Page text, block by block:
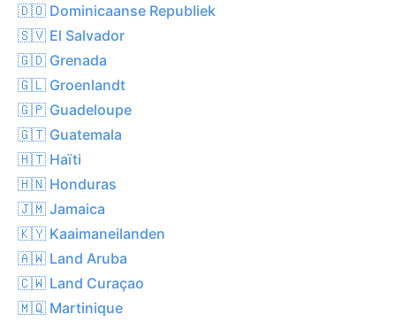
🇩🇴 Dominicaanse Republiek
🇸🇻 El Salvador
🇬🇩 Grenada
🇬🇱 Groenlandt
🇬🇵 Guadeloupe
🇬🇹 Guatemala
🇭🇹 Haïti
🇭🇳 Honduras
🇯🇲 Jamaica
🇰🇾 Kaaimaneilanden
🇦🇼 Land Aruba
🇨🇼 Land Curaçao
🇲🇶 Martinique